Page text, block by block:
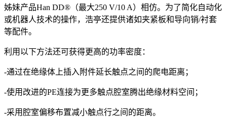
姊妹产品Han DD®（最大250 V/10 A）相仿。为了简化自动化
或机器人技术的操作，浩亭还提供诸如夹紧板和导向销/衬套
等配件。
利用以下方法还可获得更高的功率密度：
-通过在绝缘体上插入附件延长触点之间的爬电距离；
-使用改进的PE连接为更多触点腔室腾出绝缘材料空间；
-采用腔室偏移布置减小触点行之间的距离。